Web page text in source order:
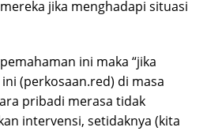
jika menghadapi situasi
ini maka “jika
(perkosaan.red) di masa
pribadi merasa tidak
intervensi, setidaknya (kita